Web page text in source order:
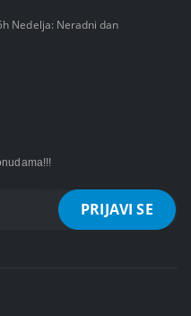
Nedelja: Neradni dan